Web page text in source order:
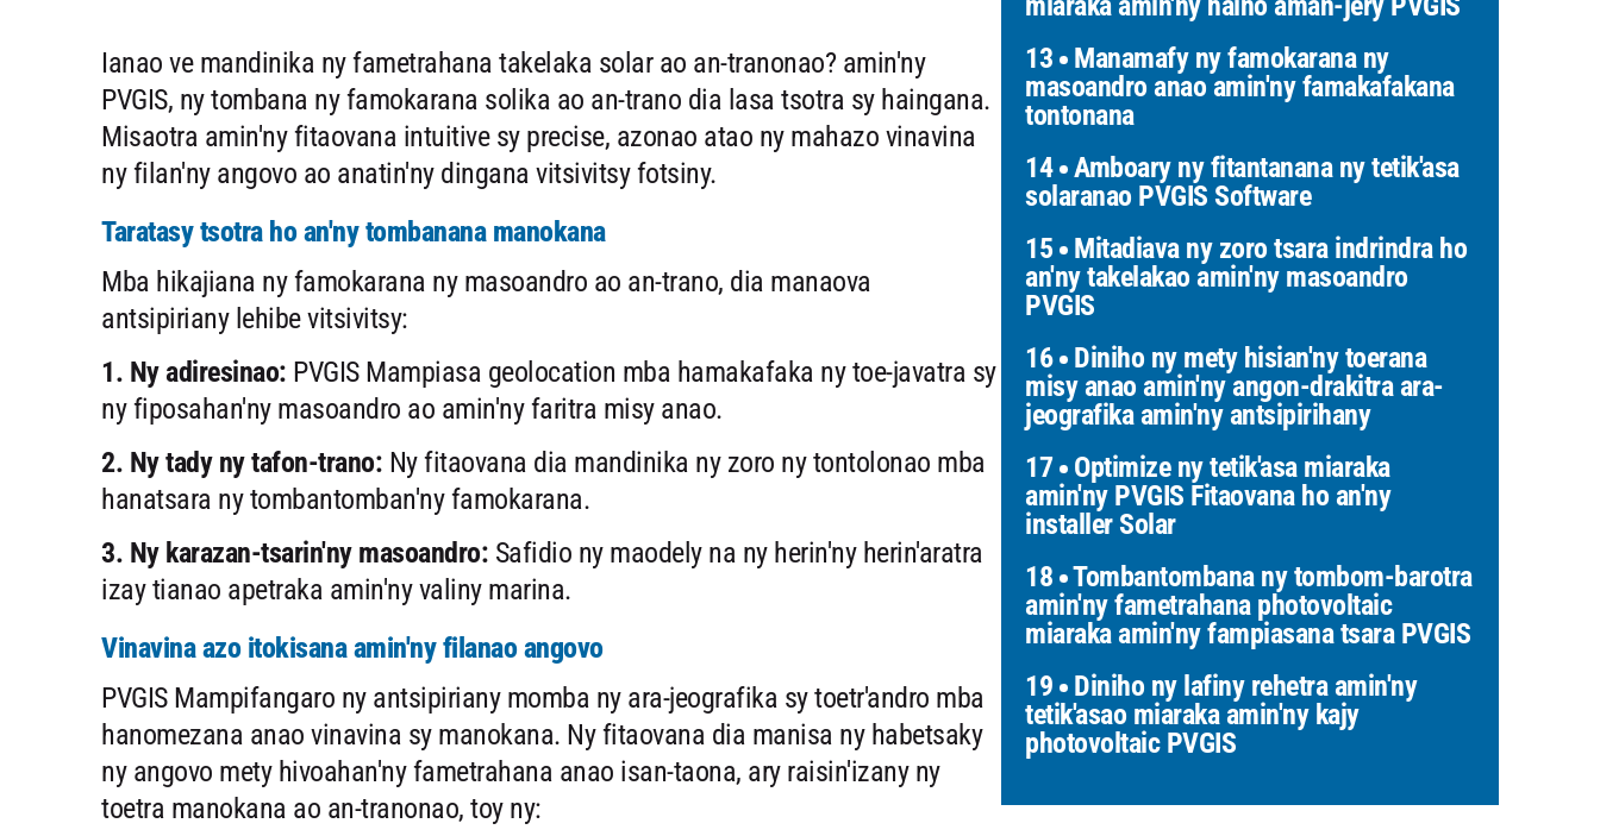
Ianao ve mandinika ny fametrahana takelaka solar ao an-tranonao? amin'ny
PVGIS, ny tombana ny famokarana solika ao an-trano dia lasa tsotra sy haingana.
Misaotra amin'ny fitaovana intuitive sy precise, azonao atao ny mahazo vinavina
ny filan'ny angovo ao anatin'ny dingana vitsivitsy fotsiny.
Taratasy tsotra ho an'ny tombanana manokana
Mba hikajiana ny famokarana ny masoandro ao an-trano, dia manaova
antsipiriany lehibe vitsivitsy:
1. Ny adiresinao: PVGIS Mampiasa geolocation mba hamakafaka ny toe-javatra sy
ny fiposahan'ny masoandro ao amin'ny faritra misy anao.
2. Ny tady ny tafon-trano: Ny fitaovana dia mandinika ny zoro ny tontolonao mba
hanatsara ny tombantomban'ny famokarana.
3. Ny karazan-tsarin'ny masoandro: Safidio ny maodely na ny herin'ny herin'aratra
izay tianao apetraka amin'ny valiny marina.
Vinavina azo itokisana amin'ny filanao angovo
PVGIS Mampifangaro ny antsipiriany momba ny ara-jeografika sy toetr'andro mba
hanomezana anao vinavina sy manokana. Ny fitaovana dia manisa ny habetsaky
ny angovo mety hivoahan'ny fametrahana anao isan-taona, ary raisin'izany ny
toetra manokana ao an-tranonao, toy ny:
13 Manamafy ny famokarana ny
masoandro anao amin'ny famakafakana
tontonana
14 Amboary ny fitantanana ny tetik'asa
solaranao PVGIS Software
15 Mitadiava ny zoro tsara indrindra ho
an'ny takelakao amin'ny masoandro
PVGIS
16 Diniho ny mety hisian'ny toerana
misy anao amin'ny angon-drakitra ara-
jeografika amin'ny antsipirihany
17 Optimize ny tetik'asa miaraka
amin'ny PVGIS Fitaovana ho an'ny
installer Solar
18 Tombantombana ny tombom-barotra
amin'ny fametrahana photovoltaic
miaraka amin'ny fampiasana tsara PVGIS
19 Diniho ny lafiny rehetra amin'ny
tetik'asao miaraka amin'ny kajy
photovoltaic PVGIS